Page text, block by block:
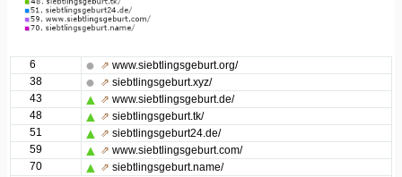
6 ⇗ www.siebtlingsgeburt.org/
38
⇗ siebtlingsgeburt.xyz/
43
⇗ www.siebtlingsgeburt.de/
48
⇗ siebtlingsgeburt.tk/
51
⇗ siebtlingsgeburt24.de/
59
⇗ www.siebtlingsgeburt.com/
70
⇗ siebtlingsgeburt.name/